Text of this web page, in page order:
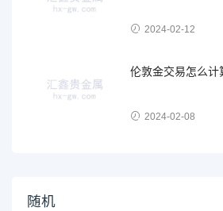
2024-02-12
伦敦金交易怎么计
2024-02-08
随机